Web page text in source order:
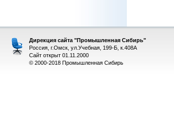
Дирекция сайта "Промышленная Сибирь"
Россия, г.Омск, ул.Учебная, 199-Б, к.408А
Сайт открыт 01.11.2000
© 2000-2018 Промышленная Сибирь